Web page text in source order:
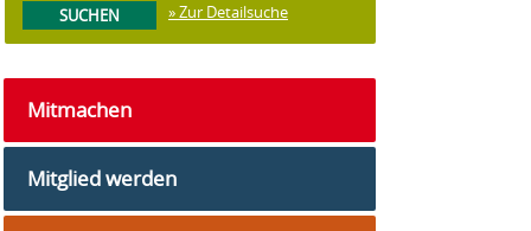
» Zur Detailsuche
Mitmachen
Mitglied werden